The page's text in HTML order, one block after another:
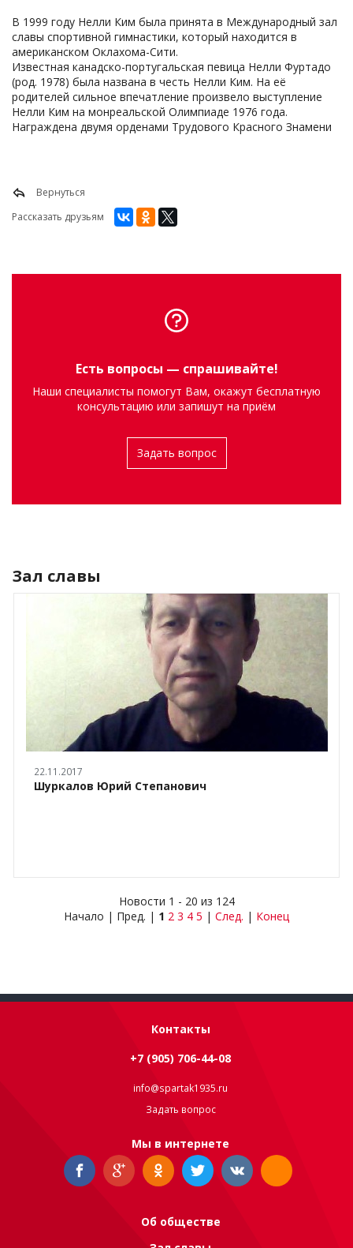
В 1999 году Нелли Ким была принята в Международный зал
славы спортивной гимнастики, который находится в
американском Оклахома-Сити.
Известная канадско-португальская певица Нелли Фуртадо
(род. 1978) была названа в честь Нелли Ким. На её
родителей сильное впечатление произвело выступление
Нелли Ким на монреальской Олимпиаде 1976 года.
Награждена двумя орденами Трудового Красного Знамени
Вернуться
Рассказать друзьям
Есть вопросы — спрашивайте!
Наши специалисты помогут Вам, окажут бесплатную
консультацию или запишут на приём
Задать вопрос
Зал славы
22.11.2017
Шуркалов Юрий Степанович
Новости 1 - 20 из 124
Начало | Пред. | 1 2 3 4 5 | След. | Конец
Контакты
+7 (905) 706-44-08
info@spartak1935.ru
Задать вопрос
Мы в интернете
Об обществе